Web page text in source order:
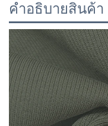
คำอธิบายสินค้า